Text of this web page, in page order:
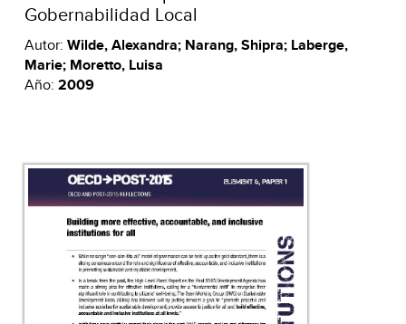
Gobernabilidad Local
Autor: Wilde, Alexandra; Narang, Shipra; Laberge,
Marie; Moretto, Luisa
Año: 2009